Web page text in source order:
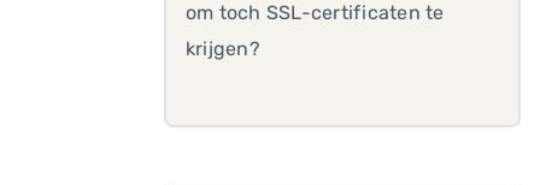
om toch SSL-certificaten te
krijgen?